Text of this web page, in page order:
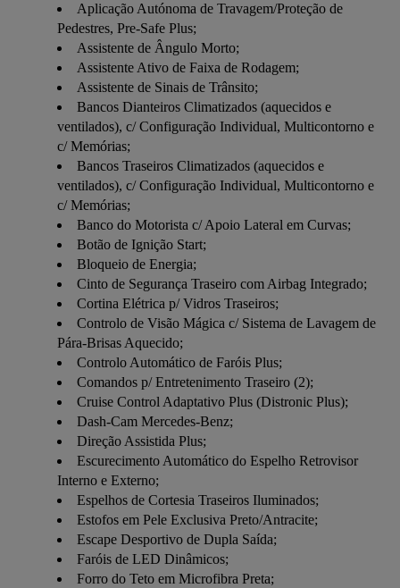
Aplicação Autónoma de Travagem/Proteção de
Pedestres, Pre-Safe Plus;
Assistente de Ângulo Morto;
Assistente Ativo de Faixa de Rodagem;
Assistente de Sinais de Trânsito;
Bancos Dianteiros Climatizados (aquecidos e
ventilados), c/ Configuração Individual, Multicontorno e
c/ Memórias;
Bancos Traseiros Climatizados (aquecidos e
ventilados), c/ Configuração Individual, Multicontorno e
c/ Memórias;
Banco do Motorista c/ Apoio Lateral em Curvas;
Botão de Ignição Start;
Bloqueio de Energia;
Cinto de Segurança Traseiro com Airbag Integrado;
Cortina Elétrica p/ Vidros Traseiros;
Controlo de Visão Mágica c/ Sistema de Lavagem de
Pára-Brisas Aquecido;
Controlo Automático de Faróis Plus;
Comandos p/ Entretenimento Traseiro (2);
Cruise Control Adaptativo Plus (Distronic Plus);
Dash-Cam Mercedes-Benz;
Direção Assistida Plus;
Escurecimento Automático do Espelho Retrovisor
Interno e Externo;
Espelhos de Cortesia Traseiros Iluminados;
Estofos em Pele Exclusiva Preto/Antracite;
Escape Desportivo de Dupla Saída;
Faróis de LED Dinâmicos;
Forro do Teto em Microfibra Preta;